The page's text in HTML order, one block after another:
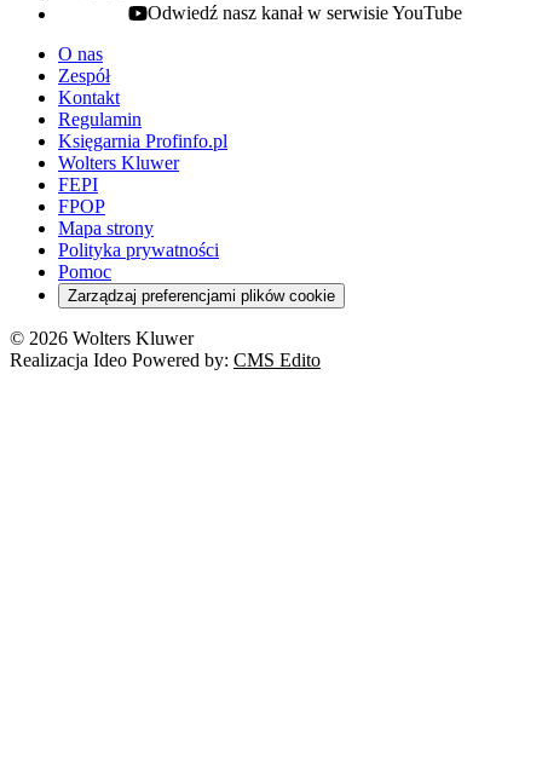
youtube - otwiera się w nowej karcie
Odwiedź nasz kanał w serwisie YouTube
O nas
Zespół
Kontakt
Regulamin
Księgarnia Profinfo.pl
Wolters Kluwer
FEPI
FPOP
Mapa strony
Polityka prywatności
Pomoc
Zarządzaj preferencjami plików cookie
© 2026 Wolters Kluwer
Realizacja Ideo Powered by: CMS Edito